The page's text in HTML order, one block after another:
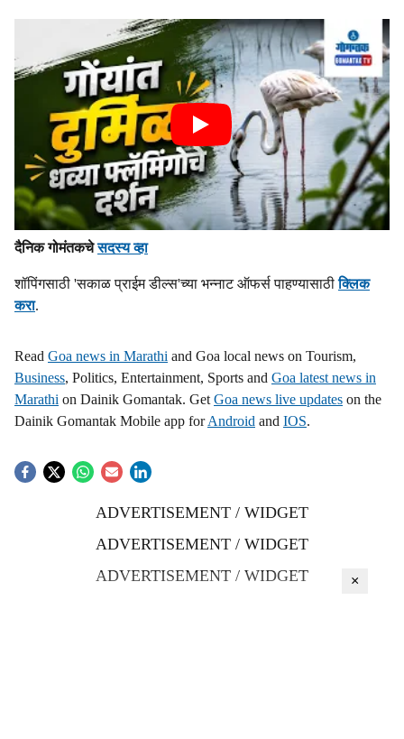
दैनिक गोमंतकचेसदस्य व्हा
शॉपिंगसाठी 'सकाळ प्राईम डील्स'च्या भन्नाट ऑफर्स पाहण्यासाठीक्लिक
करा.
Read Goa news in Marathi and Goa local news on Tourism,
Business, Politics, Entertainment, Sports and Goa latest news in
Marathi on Dainik Gomantak. Get Goa news live updates on the
Dainik Gomantak Mobile app forAndroid and IOS.
ADVERTISEMENT / WIDGET
ADVERTISEMENT / WIDGET
ADVERTISEMENT / WIDGET
×